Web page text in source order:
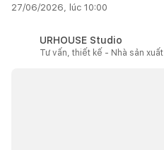
27/06/2026, lúc 10:00
URHOUSE Studio
Tư vấn, thiết kế - Nhà sản xuất